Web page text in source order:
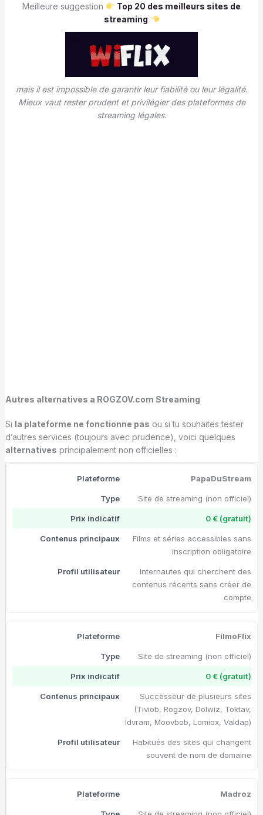
Meilleure suggestion
Top 20 des meilleurs sites de
streaming
mais il est impossible de garantir leur fiabilité ou leur légalité.
Mieux vaut rester prudent et privilégier des plateformes de
streaming légales.
Autres alternatives a ROGZOV.com Streaming
Si la plateforme ne fonctionne pas ou si tu souhaites tester
d’autres services (toujours avec prudence), voici quelques
alternatives principalement non officielles :
PapaDuStream
Site de streaming (non officiel)
0 € (gratuit)
Films et séries accessibles sans
inscription obligatoire
Internautes qui cherchent des
contenus récents sans créer de
compte
FilmoFlix
Site de streaming (non officiel)
0 € (gratuit)
Successeur de plusieurs sites
(Tiviob, Rogzov, Dolwiz, Toktav,
Idvram, Moovbob, Lomiox, Valdap)
Habitués des sites qui changent
souvent de nom de domaine
Madroz